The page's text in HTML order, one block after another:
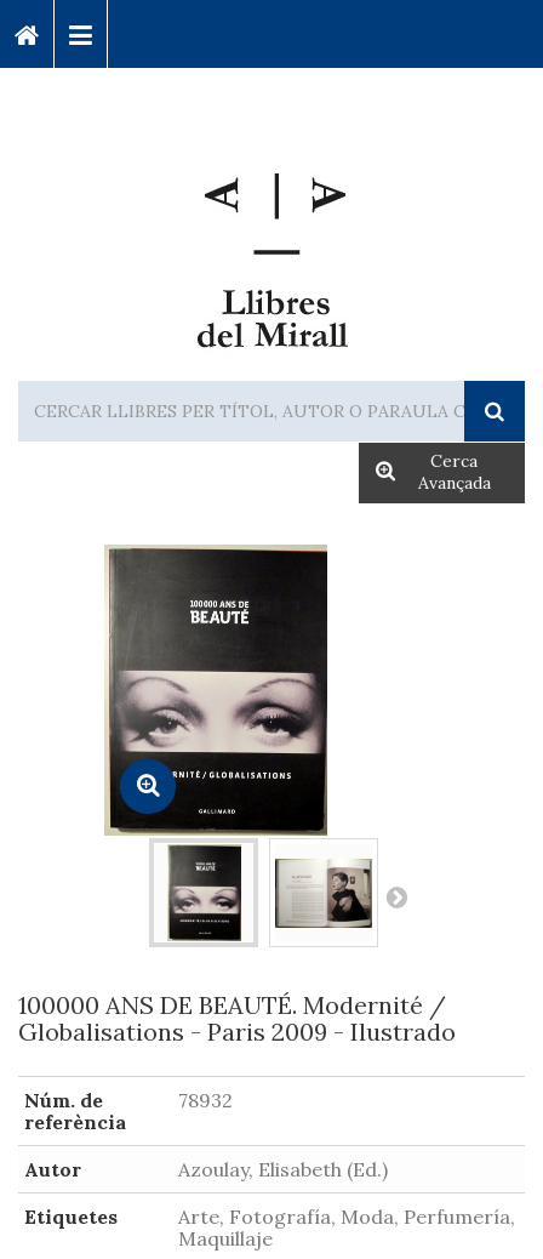
Cerca
Avançada
100000 ANS DE BEAUTÉ. Modernité /
Globalisations - Paris 2009 - Ilustrado
Núm. de
referència
78932
Autor
Azoulay, Elisabeth (Ed.)
Etiquetes
Arte, Fotografía, Moda, Perfumería,
Maquillaje